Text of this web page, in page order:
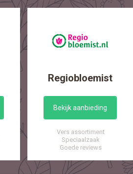
Regiobloemist
Bekijk aanbieding
Vers assortiment
Speciaalzaak
Goede reviews